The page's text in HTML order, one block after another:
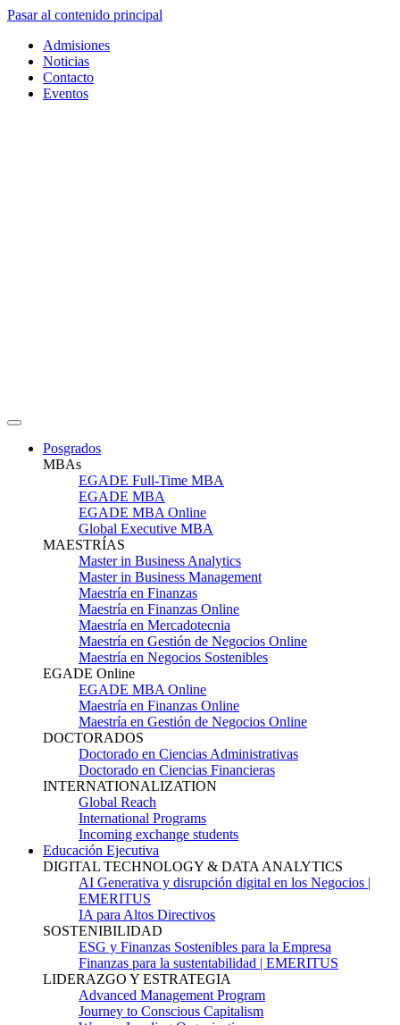
Pasar al contenido principal
Admisiones
Noticias
Contacto
Eventos
Posgrados
MBAs
EGADE Full-Time MBA
EGADE MBA
EGADE MBA Online
Global Executive MBA
MAESTRÍAS
Master in Business Analytics
Master in Business Management
Maestría en Finanzas
Maestría en Finanzas Online
Maestría en Mercadotecnia
Maestría en Gestión de Negocios Online
Maestría en Negocios Sostenibles
EGADE Online
EGADE MBA Online
Maestría en Finanzas Online
Maestría en Gestión de Negocios Online
DOCTORADOS
Doctorado en Ciencias Administrativas
Doctorado en Ciencias Financieras
INTERNATIONALIZATION
Global Reach
International Programs
Incoming exchange students
Educación Ejecutiva
DIGITAL TECHNOLOGY & DATA ANALYTICS
AI Generativa y disrupción digital en los Negocios |
EMERITUS
IA para Altos Directivos
SOSTENIBILIDAD
ESG y Finanzas Sostenibles para la Empresa
Finanzas para la sustentabilidad | EMERITUS
LIDERAZGO Y ESTRATEGIA
Advanced Management Program
Journey to Conscious Capitalism